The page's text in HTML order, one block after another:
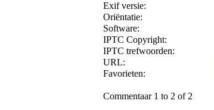
Exif versie:
Oriëntatie:
Software:
IPTC Copyright:
IPTC trefwoorden:
URL:
Favorieten:
Commentaar 1 to 2 of 2